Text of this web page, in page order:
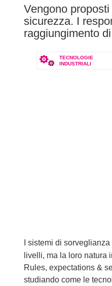
languages:
Vengono
sicurezza. I
raggiungimento
TECNOLOGIE
INDUSTRIALI
I sistemi di
livelli, ma la loro natura
Rules, expectations &
studiando come le